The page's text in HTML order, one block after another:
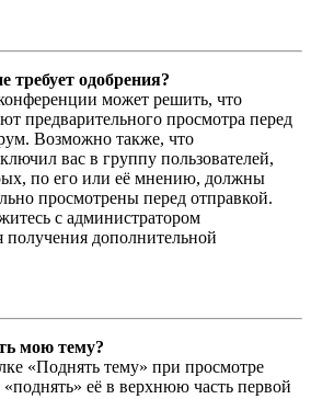
требует одобрения?
может решить, что
предварительного просмотра перед
Возможно также, что
вас в группу пользователей,
по его или её мнению, должны
просмотрены перед отправкой.
с администратором
получения дополнительной
мою тему?
«Поднять тему» при просмотре
её в верхнюю часть первой